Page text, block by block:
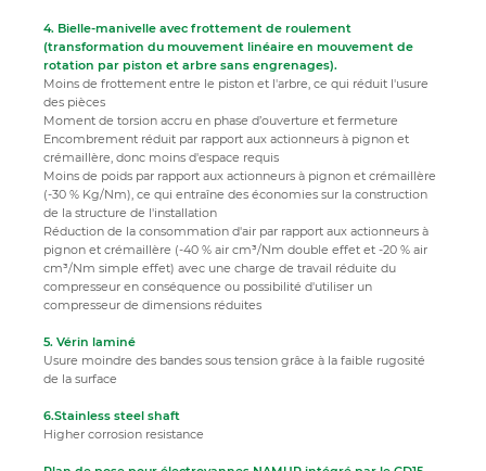
4. Bielle-manivelle avec frottement de roulement
(transformation du mouvement linéaire en mouvement de
rotation par piston et arbre sans engrenages).
Moins de frottement entre le piston et l'arbre, ce qui réduit l'usure
des pièces
Moment de torsion accru en phase d’ouverture et fermeture
Encombrement réduit par rapport aux actionneurs à pignon et
crémaillère, donc moins d'espace requis
Moins de poids par rapport aux actionneurs à pignon et crémaillère
(-30 % Kg/Nm), ce qui entraîne des économies sur la construction
de la structure de l'installation
Réduction de la consommation d'air par rapport aux actionneurs à
pignon et crémaillère (-40 % air cm³/Nm double effet et -20 % air
cm³/Nm simple effet) avec une charge de travail réduite du
compresseur en conséquence ou possibilité d'utiliser un
compresseur de dimensions réduites
5. Vérin laminé
Usure moindre des bandes sous tension grâce à la faible rugosité
de la surface
6.Stainless steel shaft
Higher corrosion resistance